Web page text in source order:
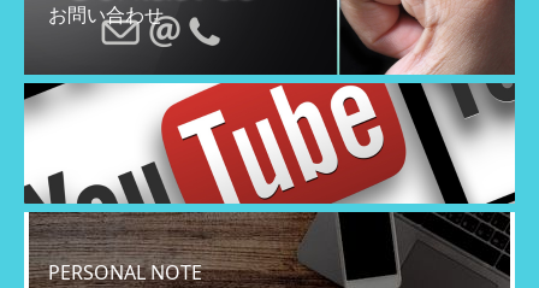
お問い合わせ
PERSONAL NOTE